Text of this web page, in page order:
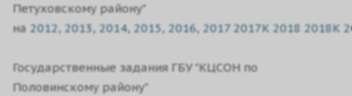
Петуховскому району"
на 2012, 2013, 2014, 2015, 2016, 20172017K 2018 2018K
Государственные задания ГБУ "КЦСОН по
Половинскому району"